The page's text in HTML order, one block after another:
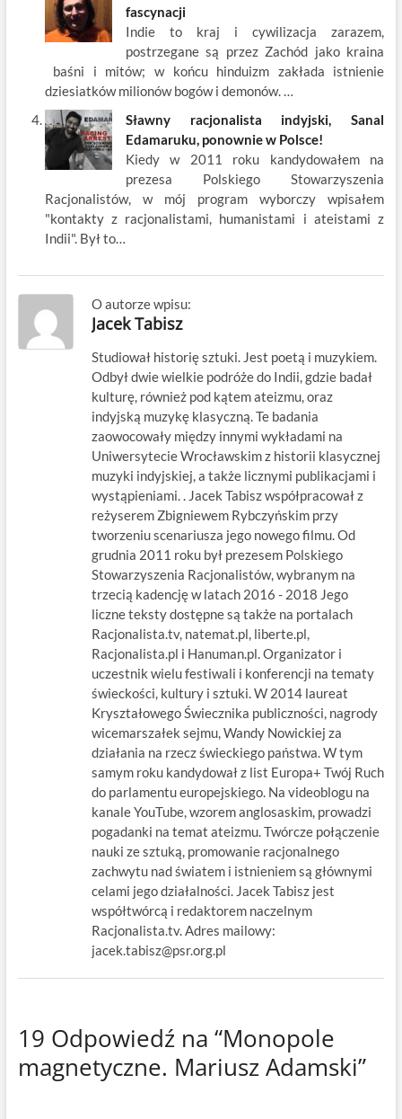
fascynacji
Indie to kraj i cywilizacja zarazem,
postrzegane są przez Zachód jako kraina
baśni i mitów; w końcu hinduizm zakłada istnienie
dziesiatków milionów bogów i demonów. …
Sławny racjonalista indyjski, Sanal
Edamaruku, ponownie w Polsce!
Kiedy w 2011 roku kandydowałem na
prezesa Polskiego Stowarzyszenia
Racjonalistów, w mój program wyborczy wpisałem
"kontakty z racjonalistami, humanistami i ateistami z
Indii". Był to…
O autorze wpisu:
Jacek Tabisz
Studiował historię sztuki. Jest poetą i muzykiem.
Odbył dwie wielkie podróże do Indii, gdzie badał
kulturę, również pod kątem ateizmu, oraz
indyjską muzykę klasyczną. Te badania
zaowocowały między innymi wykładami na
Uniwersytecie Wrocławskim z historii klasycznej
muzyki indyjskiej, a także licznymi publikacjami i
wystąpieniami. . Jacek Tabisz współpracował z
reżyserem Zbigniewem Rybczyńskim przy
tworzeniu scenariusza jego nowego filmu. Od
grudnia 2011 roku był prezesem Polskiego
Stowarzyszenia Racjonalistów, wybranym na
trzecią kadencję w latach 2016 - 2018 Jego
liczne teksty dostępne są także na portalach
Racjonalista.tv, natemat.pl, liberte.pl,
Racjonalista.pl i Hanuman.pl. Organizator i
uczestnik wielu festiwali i konferencji na tematy
świeckości, kultury i sztuki. W 2014 laureat
Kryształowego Świecznika publiczności, nagrody
wicemarszałek sejmu, Wandy Nowickiej za
działania na rzecz świeckiego państwa. W tym
samym roku kandydował z list Europa+ Twój Ruch
do parlamentu europejskiego. Na videoblogu na
kanale YouTube, wzorem anglosaskim, prowadzi
pogadanki na temat ateizmu. Twórcze połączenie
nauki ze sztuką, promowanie racjonalnego
zachwytu nad światem i istnieniem są głównymi
celami jego działalności. Jacek Tabisz jest
współtwórcą i redaktorem naczelnym
Racjonalista.tv. Adres mailowy:
jacek.tabisz@psr.org.pl
19 Odpowiedź na “Monopole
magnetyczne. Mariusz Adamski”